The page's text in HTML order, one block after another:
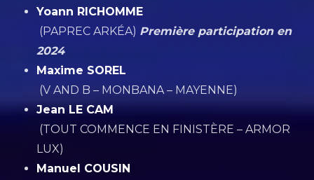
Yoann RICHOMME
(PAPREC ARKÉA) Première participation en
2024
Maxime SOREL
(V AND B – MONBANA – MAYENNE)
Jean LE CAM
(TOUT COMMENCE EN FINISTÈRE – ARMOR
LUX)
Manuel COUSIN